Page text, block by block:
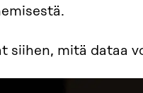
siihen, mitä dataa